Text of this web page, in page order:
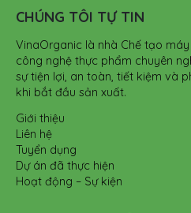
CHÚNG TÔI TỰ TIN
VinaOrganic là nhà Chế tạo
công nghệ thực phẩm chuyên
sự tiện lợi, an toàn, tiết kiệm và
khi bắt đầu sản xuất.
Giới thiệu
Liên hệ
Tuyển dụng
Dự án đã thực hiện
Hoạt động – Sự kiện